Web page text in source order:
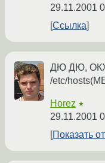
29.11.2001
Ссылка
ДЮ ДЮ,
/etc/
Horez ★
29.11.2001
Показать